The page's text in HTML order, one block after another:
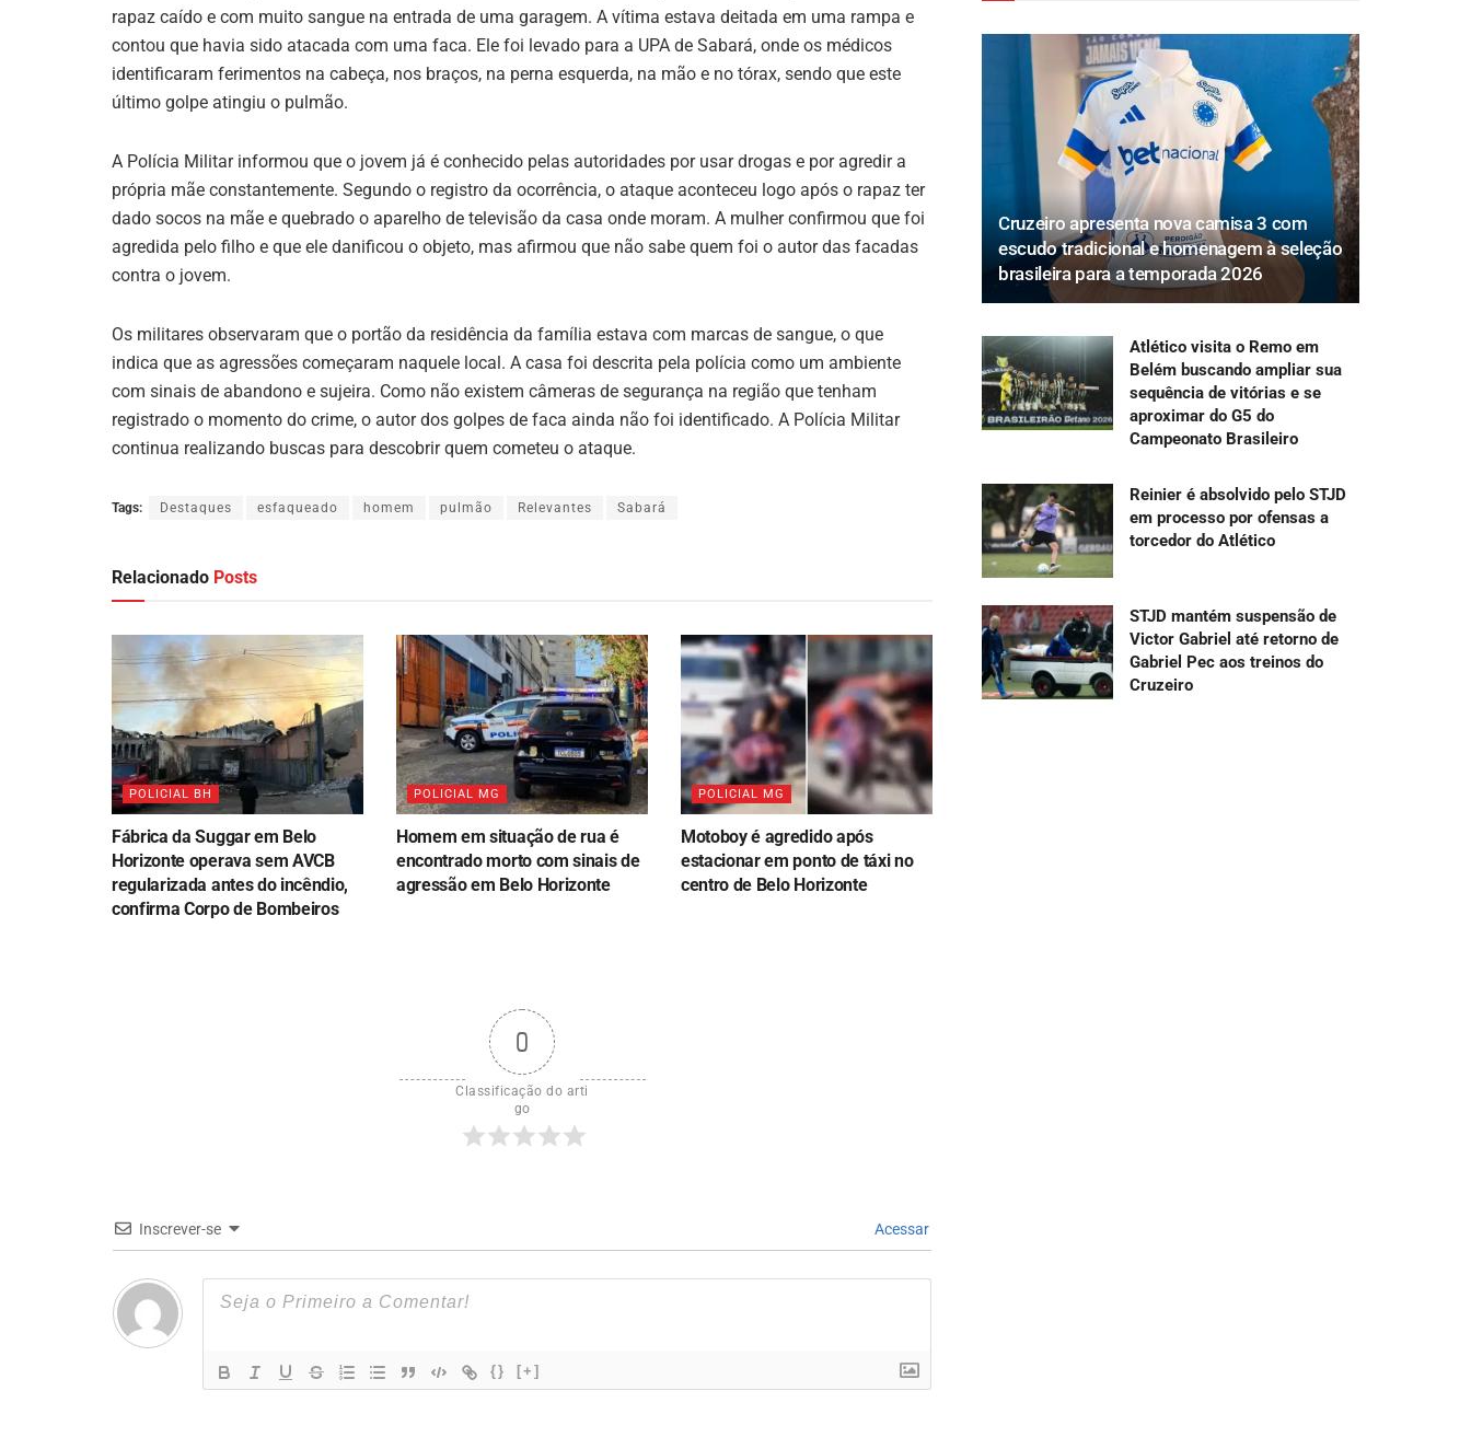
rapaz caído e com muito sangue na entrada de uma garagem. A vítima estava deitada em uma rampa e
contou que havia sido atacada com uma faca. Ele foi levado para a UPA de Sabará, onde os médicos
identificaram ferimentos na cabeça, nos braços, na perna esquerda, na mão e no tórax, sendo que este
último golpe atingiu o pulmão.
A Polícia Militar informou que o jovem já é conhecido pelas autoridades por usar drogas e por agredir a
própria mãe constantemente. Segundo o registro da ocorrência, o ataque aconteceu logo após o rapaz ter
dado socos na mãe e quebrado o aparelho de televisão da casa onde moram. A mulher confirmou que foi
agredida pelo filho e que ele danificou o objeto, mas afirmou que não sabe quem foi o autor das facadas
contra o jovem.
Os militares observaram que o portão da residência da família estava com marcas de sangue, o que
indica que as agressões começaram naquele local. A casa foi descrita pela polícia como um ambiente
com sinais de abandono e sujeira. Como não existem câmeras de segurança na região que tenham
registrado o momento do crime, o autor dos golpes de faca ainda não foi identificado. A Polícia Militar
continua realizando buscas para descobrir quem cometeu o ataque.
Tags: Destaques esfaqueado homem pulmão Relevantes Sabará
Relacionado Posts
POLICIAL BH
Fábrica da Suggar em Belo
Horizonte operava sem AVCB
regularizada antes do incêndio,
confirma Corpo de Bombeiros
POLICIAL MG
Homem em situação de rua é
encontrado morto com sinais de
agressão em Belo Horizonte
POLICIAL MG
Motoboy é agredido após
estacionar em ponto de táxi no
centro de Belo Horizonte
0
Classificação do arti
go
Inscrever-se Acessar
{} [+]
Cruzeiro apresenta nova camisa 3 com
escudo tradicional e homenagem à seleção
brasileira para a temporada 2026
Atlético visita o Remo em
Belém buscando ampliar sua
sequência de vitórias e se
aproximar do G5 do
Campeonato Brasileiro
Reinier é absolvido pelo STJD
em processo por ofensas a
torcedor do Atlético
STJD mantém suspensão de
Victor Gabriel até retorno de
Gabriel Pec aos treinos do
Cruzeiro